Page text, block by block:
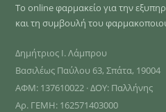
Το online φαρμακείο για την
και τη συμβουλή του
Δημήτριος Ι. Λάμπρου
Βασιλέως Παύλου 63, Σπάτα, 19004
ΑΦΜ: 137610022 · ΔΟΥ: Παλλήνης
Αρ. ΓΕΜΗ: 162571403000